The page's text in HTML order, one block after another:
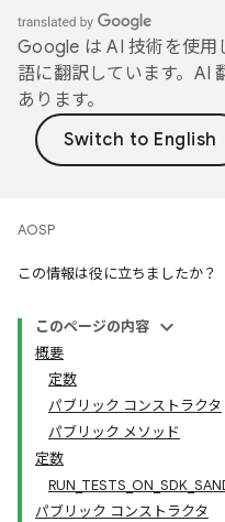
Google は AI 技術を使用
語に翻訳しています。AI
あります。
AOSP
この情報は役に立ちましたか？
このページの内容
概要
定数
パブリック コンストラクタ
パブリック メソッド
定数
パブリック コンストラクタ